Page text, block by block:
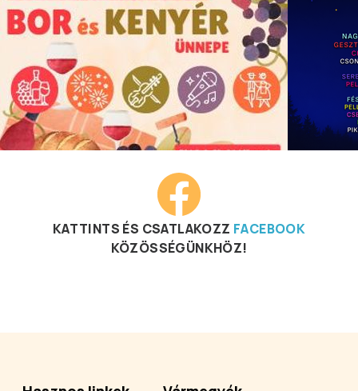
KATTINTS ÉS CSATLAKOZZ FACEBOOK
KÖZÖSSÉGÜNKHÖZ!